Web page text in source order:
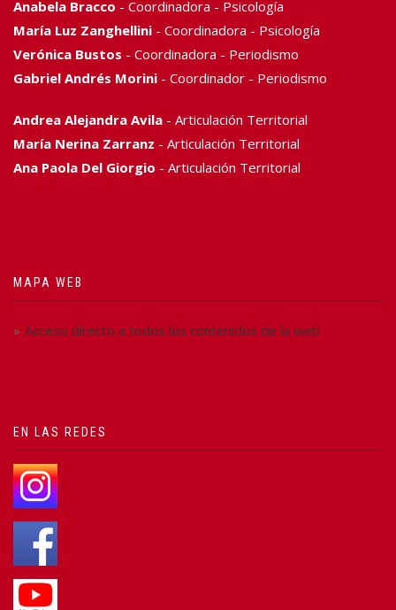
Anabela Bracco - Coordinadora - Psicología
María Luz Zanghellini - Coordinadora - Psicología
Verónica Bustos - Coordinadora - Periodismo
Gabriel Andrés Morini - Coordinador - Periodismo
Andrea Alejandra Avila - Articulación Territorial
María Nerina Zarranz - Articulación Territorial
Ana Paola Del Giorgio - Articulación Territorial
MAPA WEB
Acceso directo a todos los contenidos de la web
EN LAS REDES